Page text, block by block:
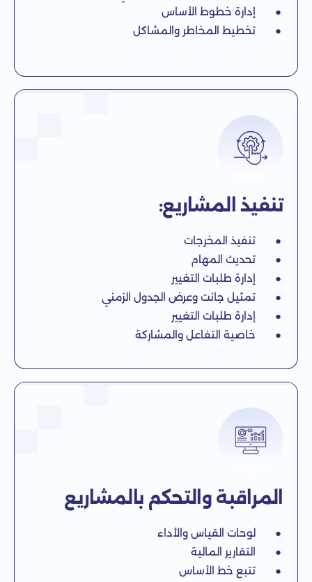
● إدارة خطوط الأساس
● تخطيط المخاطر والمشاكل
تنفيذ المشاريع:
● تنفيذ المخرجات
● تحديث المهام
● إدارة طلبات التغيير
● تمثيل جانت وعرض الجدول الزمني
● إدارة طلبات التغيير
● خاصية التفاعل والمشاركة
المراقبة والتحكم بالمشاريع
● لوحات القياس والأداء
● التقارير المالية
● تتبع خط الأساس